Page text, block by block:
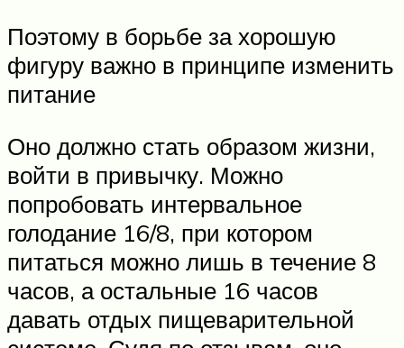
Поэтому в борьбе за хорошую
фигуру важно в принципе изменить
питание
Оно должно стать образом жизни,
войти в привычку. Можно
попробовать интервальное
голодание 16/8, при котором
питаться можно лишь в течение 8
часов, а остальные 16 часов
давать отдых пищеварительной